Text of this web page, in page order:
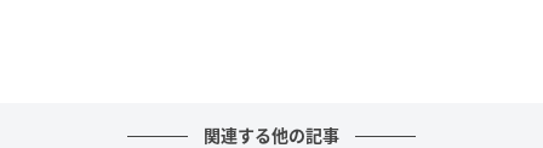
関連する他の記事